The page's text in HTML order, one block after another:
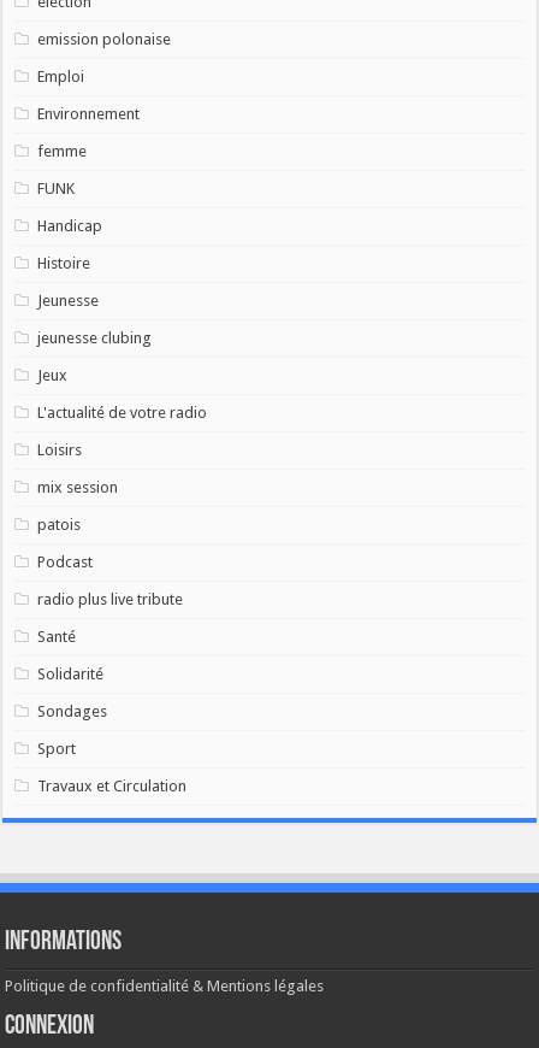
emission polonaise
Emploi
Environnement
femme
FUNK
Handicap
Histoire
Jeunesse
jeunesse clubing
Jeux
L'actualité de votre radio
Loisirs
mix session
patois
Podcast
radio plus live tribute
Santé
Solidarité
Sondages
Sport
Travaux et Circulation
Informations
Politique de confidentialité & Mentions légales
Connexion